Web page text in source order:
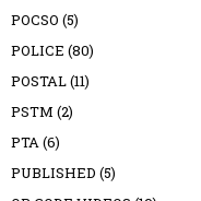
POCSO (5)
POLICE (80)
POSTAL(11)
PSTM (2)
PTA(6)
PUBLISHED (5)